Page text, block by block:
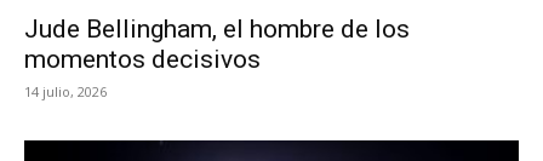
Jude Bellingham, el hombre de los
momentos decisivos
14 julio, 2026